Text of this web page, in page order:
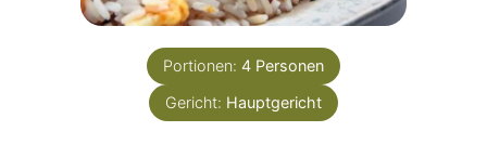
Portionen: 4 Personen
Gericht: Hauptgericht